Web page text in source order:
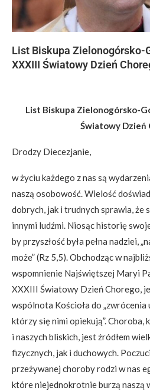
List Biskupa Zielonogórsko-
XXXIII Światowy Dzień
List Biskupa Zielonogórsko-
Światowy Dzień
Drodzy Diecezjanie,
w życiu każdego z nas są
naszą osobowość. Wielość
dobrych, jak i trudnych sprawia, że
innymi ludźmi. Niosąc historię
by przyszłość była pełna nadziei,
może” (Rz 5,5). Obchodząc w
wspomnienie Najświętszej Maryi
XXXIII Światowy Dzień Chorego,
wspólnota Kościoła do
którzy się nimi opiekują”. Choroba,
i naszych bliskich, jest źródłem
fizycznych, jak i duchowych.
przeżywanej choroby rodzi w nas
które niejednokrotnie burzą naszą